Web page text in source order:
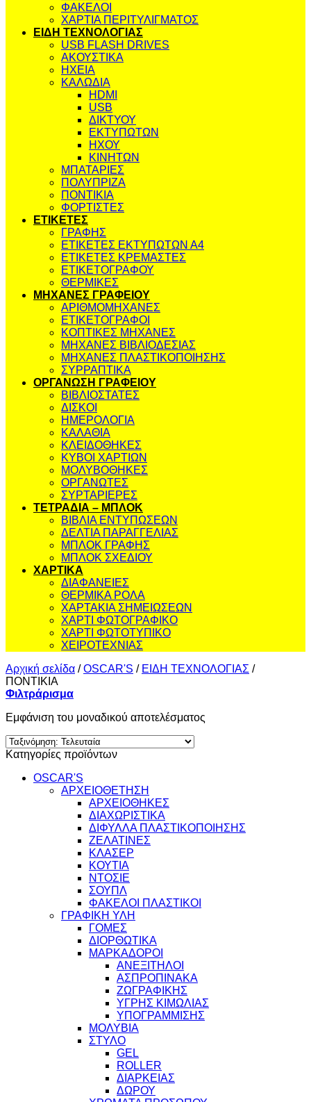
ΦΑΚΕΛΟΙ
ΧΑΡΤΙΑ ΠΕΡΙΤΥΛΙΓΜΑΤΟΣ
ΕΙΔΗ ΤΕΧΝΟΛΟΓΙΑΣ
USB FLASH DRIVES
ΑΚΟΥΣΤΙΚΑ
ΗΧΕΙΑ
ΚΑΛΩΔΙΑ
HDMI
USB
ΔΙΚΤΥΟΥ
ΕΚΤΥΠΩΤΩΝ
ΗΧΟΥ
ΚΙΝΗΤΩΝ
ΜΠΑΤΑΡΙΕΣ
ΠΟΛΥΠΡΙΖΑ
ΠΟΝΤΙΚΙΑ
ΦΟΡΤΙΣΤΕΣ
ΕΤΙΚΕΤΕΣ
ΓΡΑΦΗΣ
ΕΤΙΚΕΤΕΣ ΕΚΤΥΠΩΤΩΝ Α4
ΕΤΙΚΕΤΕΣ ΚΡΕΜΑΣΤΕΣ
ΕΤΙΚΕΤΟΓΡΑΦΟΥ
ΘΕΡΜΙΚΕΣ
ΜΗΧΑΝΕΣ ΓΡΑΦΕΙΟΥ
ΑΡΙΘΜΟΜΗΧΑΝΕΣ
ΕΤΙΚΕΤΟΓΡΑΦΟΙ
ΚΟΠΤΙΚΕΣ ΜΗΧΑΝΕΣ
ΜΗΧΑΝΕΣ ΒΙΒΛΙΟΔΕΣΙΑΣ
ΜΗΧΑΝΕΣ ΠΛΑΣΤΙΚΟΠΟΙΗΣΗΣ
ΣΥΡΡΑΠΤΙΚΑ
ΟΡΓΑΝΩΣΗ ΓΡΑΦΕΙΟΥ
ΒΙΒΛΙΟΣΤΑΤΕΣ
ΔΙΣΚΟΙ
ΗΜΕΡΟΛΟΓΙΑ
ΚΑΛΑΘΙΑ
ΚΛΕΙΔΟΘΗΚΕΣ
ΚΥΒΟΙ ΧΑΡΤΙΩΝ
ΜΟΛΥΒΟΘΗΚΕΣ
ΟΡΓΑΝΩΤΕΣ
ΣΥΡΤΑΡΙΕΡΕΣ
ΤΕΤΡΑΔΙΑ – ΜΠΛΟΚ
ΒΙΒΛΙΑ ΕΝΤΥΠΩΣΕΩΝ
ΔΕΛΤΙΑ ΠΑΡΑΓΓΕΛΙΑΣ
ΜΠΛΟΚ ΓΡΑΦΗΣ
ΜΠΛΟΚ ΣΧΕΔΙΟΥ
ΧΑΡΤΙΚΑ
ΔΙΑΦΑΝΕΙΕΣ
ΘΕΡΜΙΚΑ ΡΟΛΑ
ΧΑΡΤΑΚΙΑ ΣΗΜΕΙΩΣΕΩΝ
ΧΑΡΤΙ ΦΩΤΟΓΡΑΦΙΚΟ
ΧΑΡΤΙ ΦΩΤΟΤΥΠΙΚΟ
ΧΕΙΡΟΤΕΧΝΙΑΣ
Αρχική σελίδα / OSCAR'S / ΕΙΔΗ ΤΕΧΝΟΛΟΓΙΑΣ /
ΠΟΝΤΙΚΙΑ
Φιλτράρισμα
Εμφάνιση του μοναδικού αποτελέσματος
Κατηγορίες προϊόντων
OSCAR'S
ΑΡΧΕΙΟΘΕΤΗΣΗ
ΑΡΧΕΙΟΘΗΚΕΣ
ΔΙΑΧΩΡΙΣΤΙΚΑ
ΔΙΦΥΛΛΑ ΠΛΑΣΤΙΚΟΠΟΙΗΣΗΣ
ΖΕΛΑΤΙΝΕΣ
ΚΛΑΣΕΡ
ΚΟΥΤΙΑ
ΝΤΟΣΙΕ
ΣΟΥΠΛ
ΦΑΚΕΛΟΙ ΠΛΑΣΤΙΚΟΙ
ΓΡΑΦΙΚΗ ΥΛΗ
ΓΟΜΕΣ
ΔΙΟΡΘΩΤΙΚΑ
ΜΑΡΚΑΔΟΡΟΙ
ΑΝΕΞΙΤΗΛΟΙ
ΑΣΠΡΟΠΙΝΑΚΑ
ΖΩΓΡΑΦΙΚΗΣ
ΥΓΡΗΣ ΚΙΜΩΛΙΑΣ
ΥΠΟΓΡΑΜΜΙΣΗΣ
ΜΟΛΥΒΙΑ
ΣΤΥΛΟ
GEL
ROLLER
ΔΙΑΡΚΕΙΑΣ
ΔΩΡΟΥ